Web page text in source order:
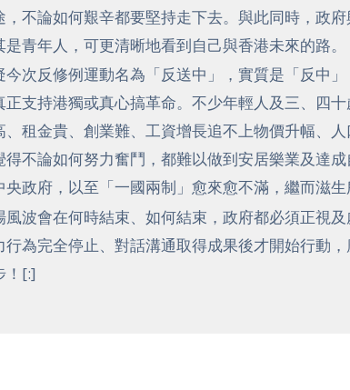
，不論如何艱辛都要堅持走下去。與此同時，政
是青年人，可更清晰地看到自己與香港未來的路。
今次反修例運動名為「反送中」，實質是「反中
正支持港獨或真心搞革命。不少年輕人及三、四
、租金貴、創業難、工資增長追不上物價升幅、
得不論如何努力奮鬥，都難以做到安居樂業及達
央政府，以至「一國兩制」愈來愈不滿，繼而滋生
風波會在何時結束、如何結束，政府都必須正視
行為完全停止、對話溝通取得成果後才開始行動
！[:]